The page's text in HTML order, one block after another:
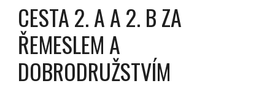
CESTA 2. A A 2. B ZA
ŘEMESLEM A
DOBRODRUŽSTVÍM